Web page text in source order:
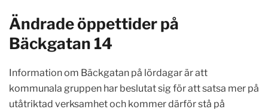
Ändrade öppettider på
Bäckgatan 14
Information om Bäckgatan på lördagar är att
kommunala gruppen har beslutat sig för att satsa mer på
utåtriktad verksamhet och kommer därför stå på